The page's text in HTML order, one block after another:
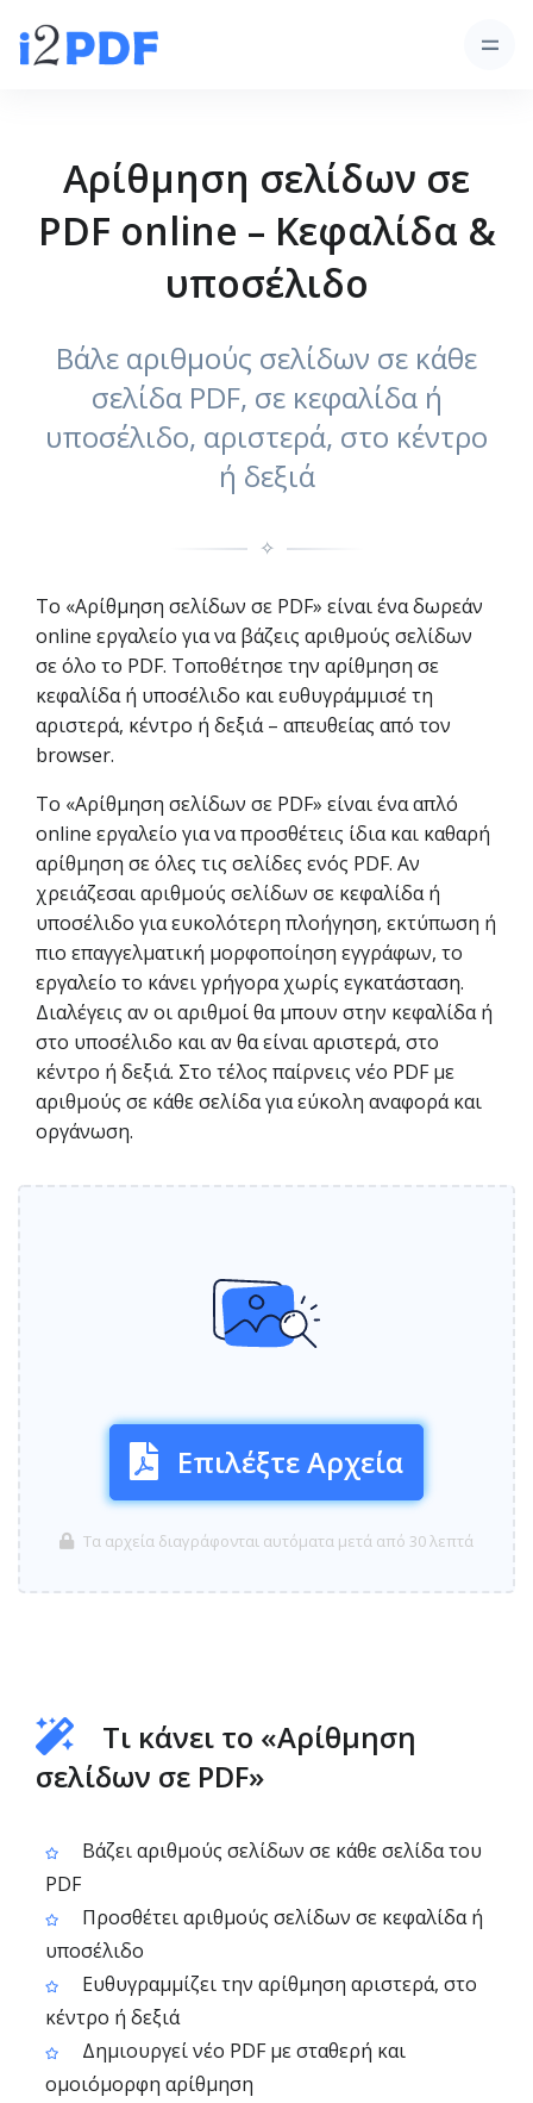
Αρίθμηση σελίδων σε
PDF online – Κεφαλίδα &
υποσέλιδο
Βάλε αριθμούς σελίδων σε κάθε
σελίδα PDF, σε κεφαλίδα ή
υποσέλιδο, αριστερά, στο κέντρο
ή δεξιά
✧
Το «Αρίθμηση σελίδων σε PDF» είναι ένα δωρεάν
online εργαλείο για να βάζεις αριθμούς σελίδων
σε όλο το PDF. Τοποθέτησε την αρίθμηση σε
κεφαλίδα ή υποσέλιδο και ευθυγράμμισέ τη
αριστερά, κέντρο ή δεξιά – απευθείας από τον
browser.
Το «Αρίθμηση σελίδων σε PDF» είναι ένα απλό
online εργαλείο για να προσθέτεις ίδια και καθαρή
αρίθμηση σε όλες τις σελίδες ενός PDF. Αν
χρειάζεσαι αριθμούς σελίδων σε κεφαλίδα ή
υποσέλιδο για ευκολότερη πλοήγηση, εκτύπωση ή
πιο επαγγελματική μορφοποίηση εγγράφων, το
εργαλείο το κάνει γρήγορα χωρίς εγκατάσταση.
Διαλέγεις αν οι αριθμοί θα μπουν στην κεφαλίδα ή
στο υποσέλιδο και αν θα είναι αριστερά, στο
κέντρο ή δεξιά. Στο τέλος παίρνεις νέο PDF με
αριθμούς σε κάθε σελίδα για εύκολη αναφορά και
οργάνωση.
Επιλέξτε Αρχεία
Τα αρχεία διαγράφονται αυτόματα μετά από 30 λεπτά
Τι κάνει το «Αρίθμηση
σελίδων σε PDF»
Βάζει αριθμούς σελίδων σε κάθε σελίδα του
PDF
Προσθέτει αριθμούς σελίδων σε κεφαλίδα ή
υποσέλιδο
Ευθυγραμμίζει την αρίθμηση αριστερά, στο
κέντρο ή δεξιά
Δημιουργεί νέο PDF με σταθερή και
ομοιόμορφη αρίθμηση